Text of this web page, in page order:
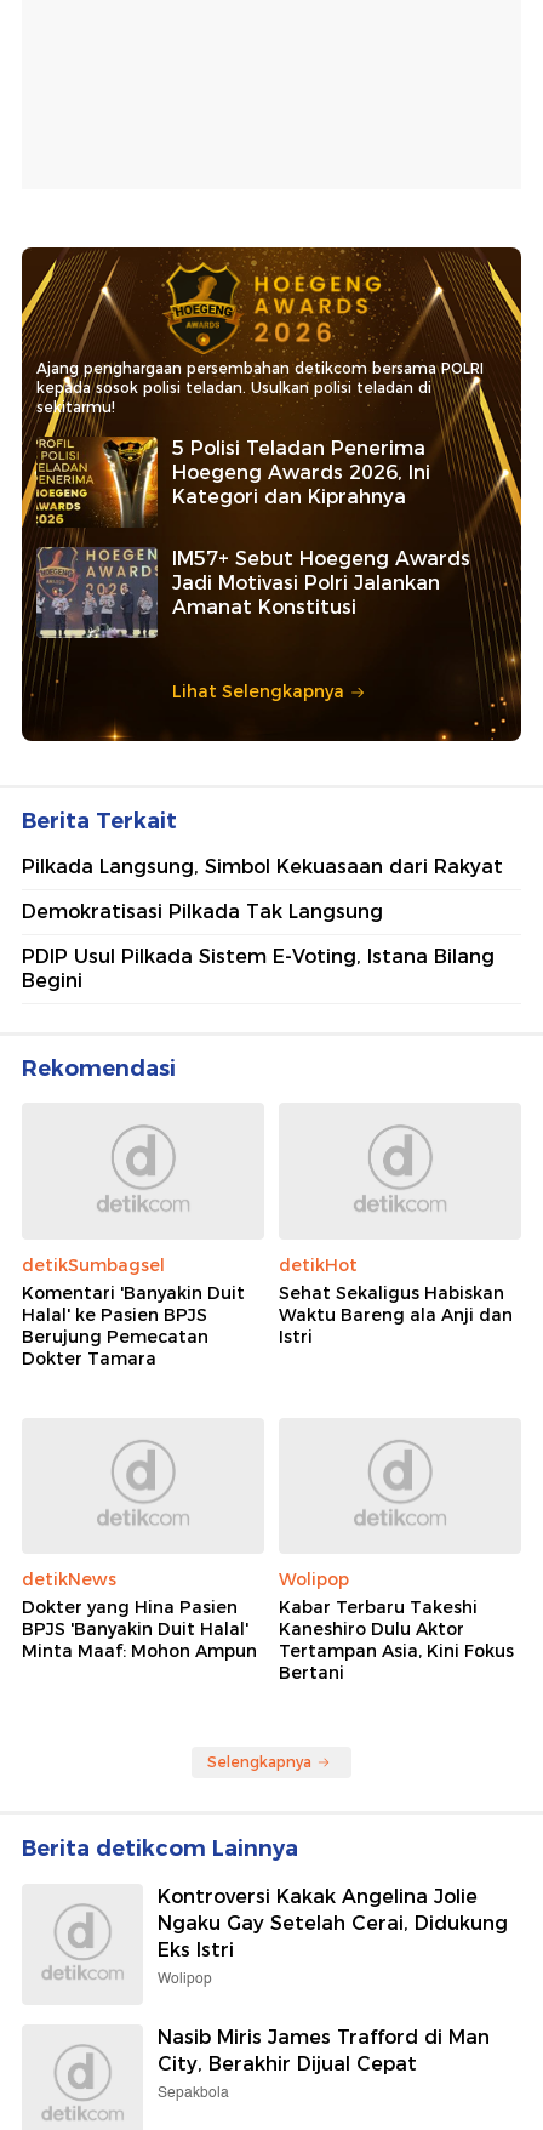
Ajang penghargaan persembahan detikcom bersama POLRI
kepada sosok polisi teladan. Usulkan polisi teladan di
sekitarmu!
5 Polisi Teladan Penerima
Hoegeng Awards 2026, Ini
Kategori dan Kiprahnya
IM57+ Sebut Hoegeng Awards
Jadi Motivasi Polri Jalankan
Amanat Konstitusi
Lihat Selengkapnya
Berita Terkait
Pilkada Langsung, Simbol Kekuasaan dari Rakyat
Demokratisasi Pilkada Tak Langsung
PDIP Usul Pilkada Sistem E-Voting, Istana Bilang
Begini
Rekomendasi
detikSumbagsel
Komentari 'Banyakin Duit
Halal' ke Pasien BPJS
Berujung Pemecatan
Dokter Tamara
detikHot
Sehat Sekaligus Habiskan
Waktu Bareng ala Anji dan
Istri
detikNews
Dokter yang Hina Pasien
BPJS 'Banyakin Duit Halal'
Minta Maaf: Mohon Ampun
Wolipop
Kabar Terbaru Takeshi
Kaneshiro Dulu Aktor
Tertampan Asia, Kini Fokus
Bertani
Selengkapnya
Berita detikcom Lainnya
Kontroversi Kakak Angelina Jolie
Ngaku Gay Setelah Cerai, Didukung
Eks Istri
Wolipop
Nasib Miris James Trafford di Man
City, Berakhir Dijual Cepat
Sepakbola